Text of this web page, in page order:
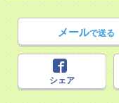
メールで送る
シェア